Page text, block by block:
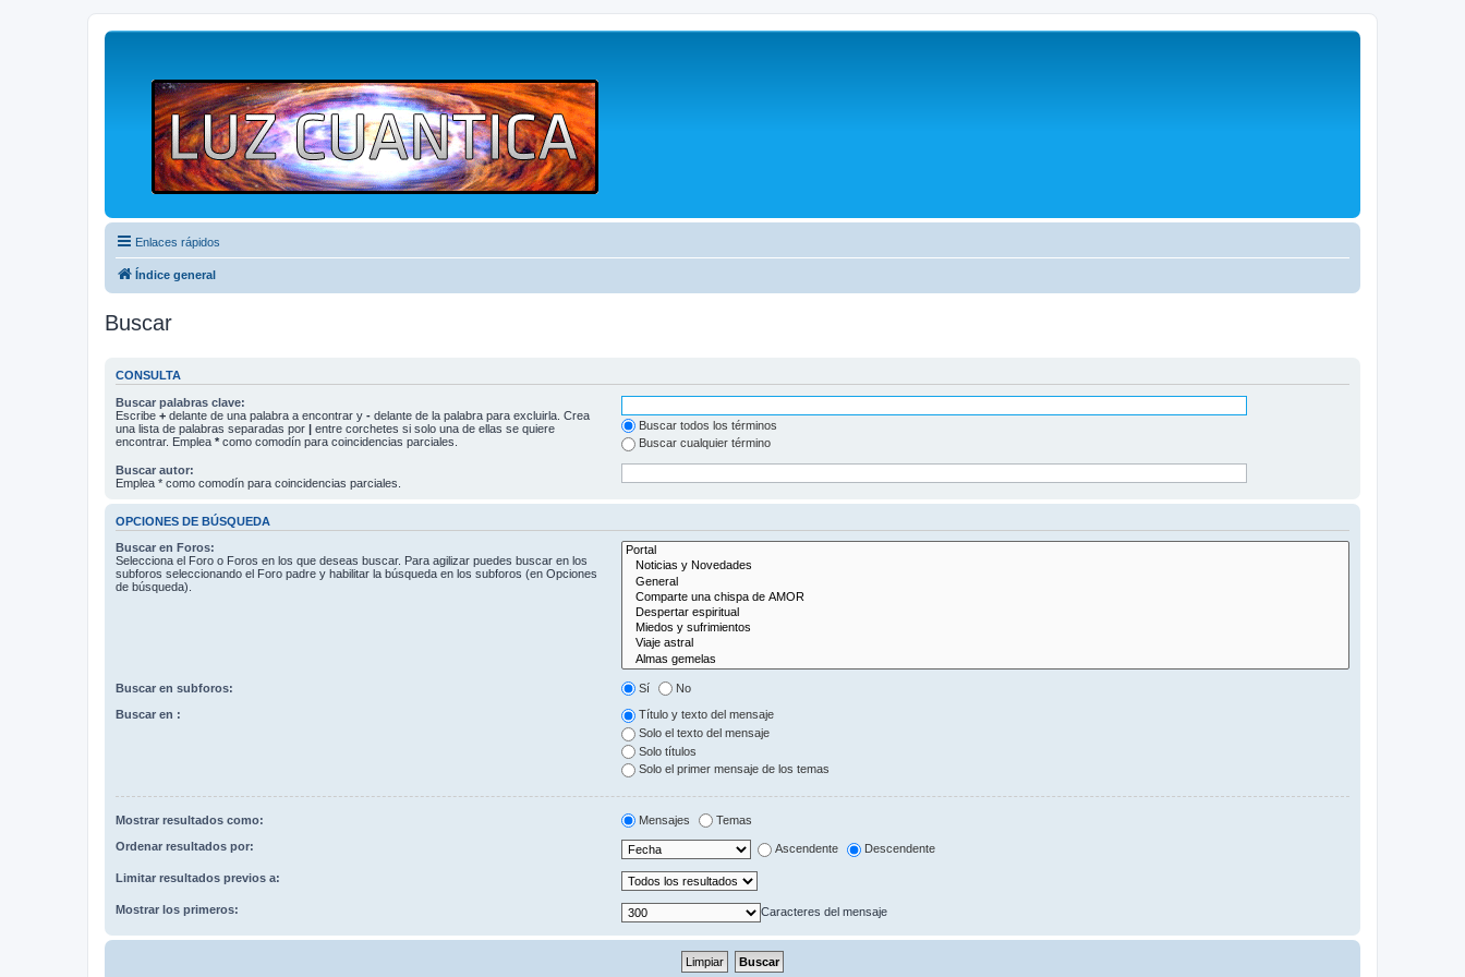
Enlaces rápidos
Índice general
Buscar
CONSULTA
Buscar palabras clave:
Escribe + delante de una palabra a encontrar y - delante de la palabra para excluirla. Crea
una lista de palabras separadas por | entre corchetes si solo una de ellas se quiere
encontrar. Emplea * como comodín para coincidencias parciales.
Buscar todos los términos
Buscar cualquier término
Buscar autor:
Emplea * como comodín para coincidencias parciales.
OPCIONES DE BÚSQUEDA
Buscar en Foros:
Selecciona el Foro o Foros en los que deseas buscar. Para agilizar puedes buscar en los
subforos seleccionando el Foro padre y habilitar la búsqueda en los subforos (en Opciones
de búsqueda).
Buscar en subforos: Sí No
Buscar en :
Título y texto del mensaje
Solo el texto del mensaje
Solo títulos
Solo el primer mensaje de los temas
Mostrar resultados como: Mensajes Temas
Ordenar resultados por: Ascendente Descendente
Limitar resultados previos a:
Mostrar los primeros: Caracteres del mensaje